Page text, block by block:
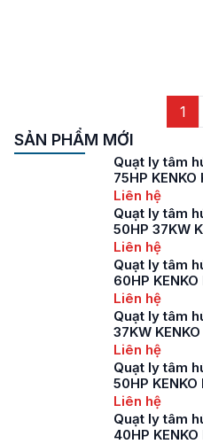
1
SẢN PHẨM MỚI
Quạt ly tâm
75HP KENKO
Liên hệ
Quạt ly tâm
50HP 37KW
Liên hệ
Quạt ly tâm
60HP KENKO
Liên hệ
Quạt ly tâm
37KW KENKO
Liên hệ
Quạt ly tâm
50HP KENKO
Liên hệ
Quạt ly tâm
40HP KENKO